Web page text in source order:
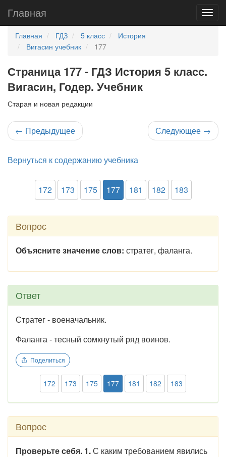
Главная
Главная ГДЗ 5 класс
История
Вигасин учебник
177
Страница 177 - ГДЗ История 5 класс.
Вигасин, Годер. Учебник
Старая и новая редакции
← Предыдущее Следующее →
Вернуться к содержанию учебника
172 173 175 177 181 182 183
Вопрос
Объясните значение слов: стратег, фаланга.
Ответ
Стратег - военачальник.
Фаланга - тесный сомкнутый ряд воинов.
Поделиться
172 173 175 177 181 182 183
Вопрос
Проверьте себя. 1.С каким требованием явились